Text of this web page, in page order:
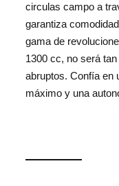
circulas campo a
garantiza
gama de
1300 cc, no será
abruptos. Confía en
máximo y una